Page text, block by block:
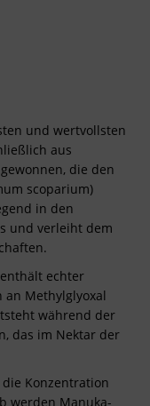
und wertvollsten
aus
die den
scoparium)
in den
und verleiht dem
echter
an Methylglyoxal
während der
das im Nektar der
Konzentration
werden Manuka-